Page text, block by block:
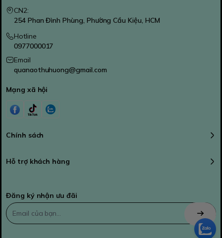
CN2:
254 Phan Đình Phùng, Phường Cầu Kiệu, HCM
Hotline
0977000017
Email
quanaothuhuong@gmail.com
Mạng xã hội
Chính sách
Hỗ trợ khách hàng
Đăng ký nhận ưu đãi